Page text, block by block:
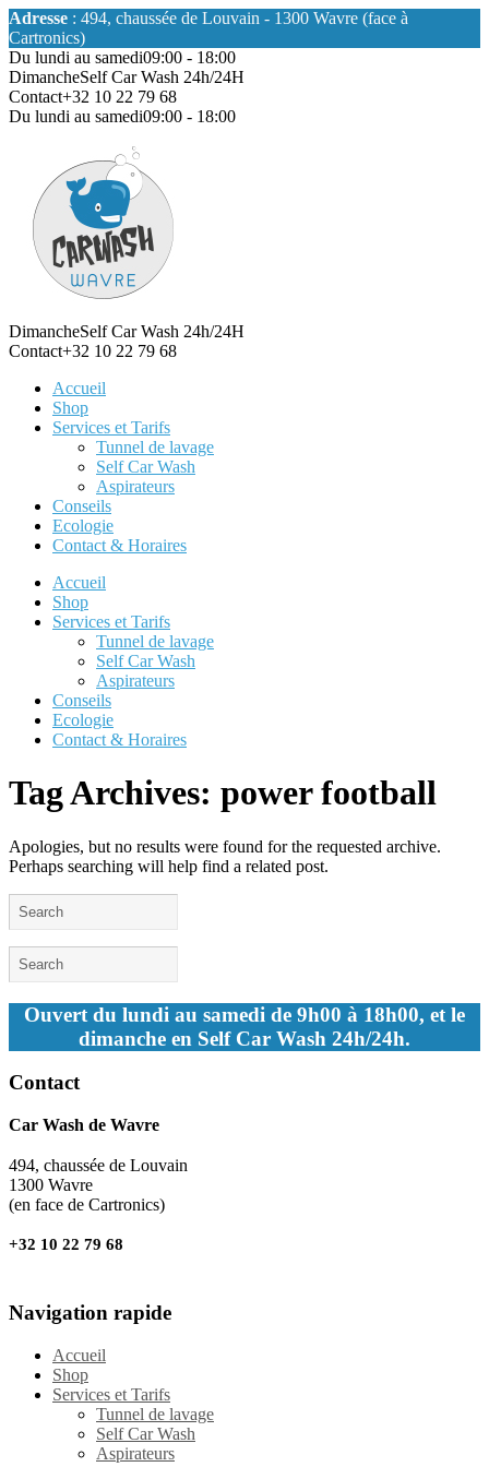
Adresse : 494, chaussée de Louvain - 1300 Wavre (face à
Cartronics)
Du lundi au samedi09:00 - 18:00
DimancheSelf Car Wash 24h/24H
Contact+32 10 22 79 68
Du lundi au samedi09:00 - 18:00
DimancheSelf Car Wash 24h/24H
Contact+32 10 22 79 68
Accueil
Shop
Services et Tarifs
Tunnel de lavage
Self Car Wash
Aspirateurs
Conseils
Ecologie
Contact & Horaires
Accueil
Shop
Services et Tarifs
Tunnel de lavage
Self Car Wash
Aspirateurs
Conseils
Ecologie
Contact & Horaires
Tag Archives: power football
Apologies, but no results were found for the requested archive.
Perhaps searching will help find a related post.
Ouvert du lundi au samedi de 9h00 à 18h00, et le
dimanche en Self Car Wash 24h/24h.
Contact
Car Wash de Wavre
494, chaussée de Louvain
1300 Wavre
(en face de Cartronics)
+32 10 22 79 68
Navigation rapide
Accueil
Shop
Services et Tarifs
Tunnel de lavage
Self Car Wash
Aspirateurs